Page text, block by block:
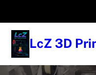
LcZ 3D